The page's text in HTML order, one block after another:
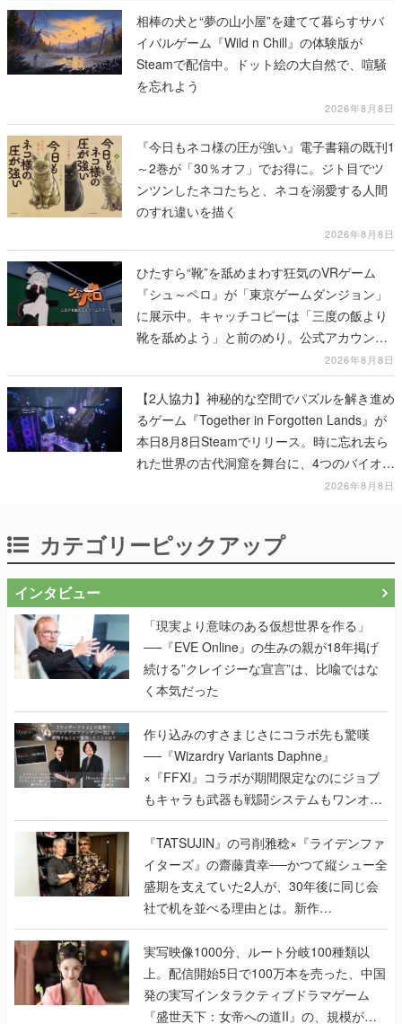
相棒の犬と“夢の山小屋”を建てて暮らすサバ
イバルゲーム『Wild n Chill』の体験版が
Steamで配信中。ドット絵の大自然で、喧騒
を忘れよう
2026年8月8日
『今日もネコ様の圧が強い』電子書籍の既刊1
～2巻が「30％オフ」でお得に。ジト目でツ
ンツンしたネコたちと、ネコを溺愛する人間
のすれ違いを描く
2026年8月8日
ひたすら“靴”を舐めまわす狂気のVRゲーム
『シュ～ペロ』が「東京ゲームダンジョン」
に展示中。キャッチコピーは「三度の飯より
靴を舐めよう」と前のめり。公式アカウント
も開設され、2026年リリースに向けて開発中
2026年8月8日
【2人協力】神秘的な空間でパズルを解き進め
るゲーム『Together in Forgotten Lands』が
本日8月8日Steamでリリース。時に忘れ去ら
れた世界の古代洞窟を舞台に、4つのバイオー
2026年8月8日
カテゴリーピックアップ
インタビュー
「現実より意味のある仮想世界を作る」
──『EVE Online』の生みの親が18年掲げ
続ける”クレイジーな宣言”は、比喩ではな
く本気だった
作り込みのすさまじさにコラボ先も驚嘆
──『Wizardry Variants Daphne』
×『FFXI』コラボが期間限定なのにジョブ
もキャラも武器も戦闘システムもワンオフ
で作り込まれた理由を両ディレクターに聞
く
『TATSUJIN』の弓削雅稔×『ライデンファ
イターズ』の齋藤貴幸──かつて縦シュー全
盛期を支えていた2人が、30年後に同じ会
社で机を並べる理由とは。新作
『TATSUJIN EXTREME』で初タッグを組
んだレジェンド2人に訊く開発秘話
実写映像1000分、ルート分岐100種類以
上。配信開始5日で100万本を売った、中国
発の実写インタラクティブドラマゲーム
『盛世天下：女帝への道II』の、規模が違